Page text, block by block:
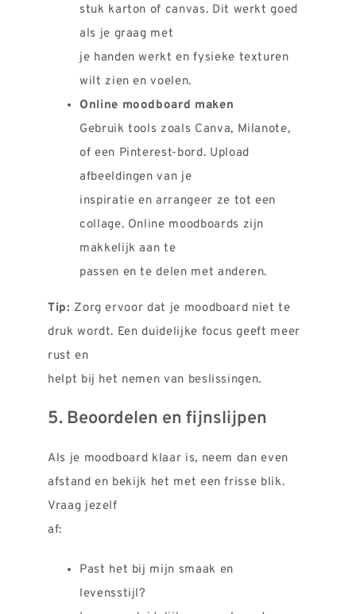
stuk karton of canvas. Dit werkt goed
als je graag met
je handen werkt en fysieke texturen
wilt zien en voelen.
Online moodboard maken
Gebruik tools zoals Canva, Milanote,
of een Pinterest-bord. Upload
afbeeldingen van je
inspiratie en arrangeer ze tot een
collage. Online moodboards zijn
makkelijk aan te
passen en te delen met anderen.
Tip: Zorg ervoor dat je moodboard niet te
druk wordt. Een duidelijke focus geeft meer
rust en
helpt bij het nemen van beslissingen.
5. Beoordelen en fijnslijpen
Als je moodboard klaar is, neem dan even
afstand en bekijk het met een frisse blik.
Vraag jezelf
af:
Past het bij mijn smaak en
levensstijl?